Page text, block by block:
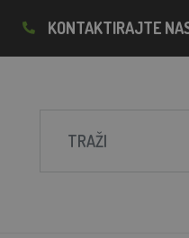
KONTAKTIRAJTE